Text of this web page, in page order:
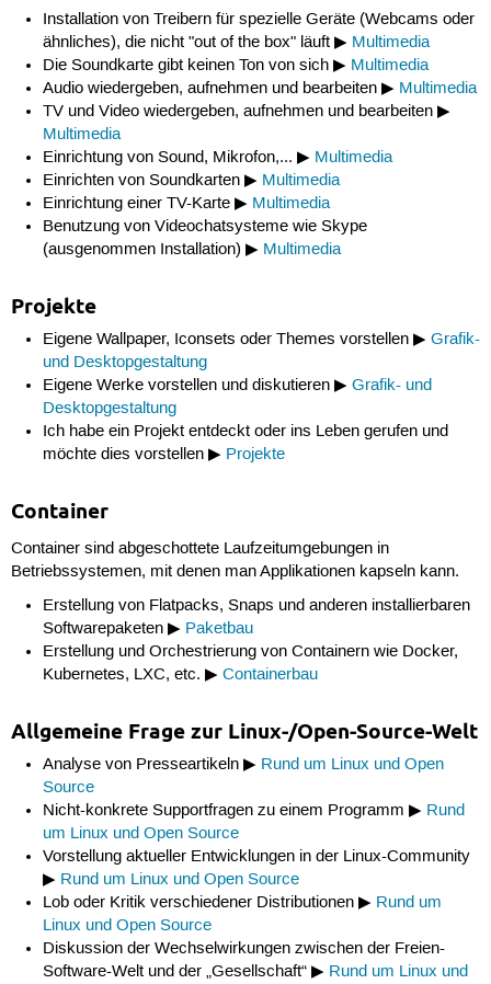
Installation von Treibern für spezielle Geräte (Webcams oder
ähnliches), die nicht "out of the box" läuft ▶ Multimedia
Die Soundkarte gibt keinen Ton von sich ▶ Multimedia
Audio wiedergeben, aufnehmen und bearbeiten ▶ Multimedia
TV und Video wiedergeben, aufnehmen und bearbeiten ▶
Multimedia
Einrichtung von Sound, Mikrofon,... ▶ Multimedia
Einrichten von Soundkarten ▶ Multimedia
Einrichtung einer TV-Karte ▶ Multimedia
Benutzung von Videochatsysteme wie Skype
(ausgenommen Installation) ▶ Multimedia
Projekte
Eigene Wallpaper, Iconsets oder Themes vorstellen ▶Grafik-
und Desktopgestaltung
Eigene Werke vorstellen und diskutieren ▶Grafik- und
Desktopgestaltung
Ich habe ein Projekt entdeckt oder ins Leben gerufen und
möchte dies vorstellen ▶ Projekte
Container
Container sind abgeschottete Laufzeitumgebungen in
Betriebssystemen, mit denen man Applikationen kapseln kann.
Erstellung von Flatpacks, Snaps und anderen installierbaren
Softwarepaketen ▶ Paketbau
Erstellung und Orchestrierung von Containern wie Docker,
Kubernetes, LXC, etc. ▶Containerbau
Allgemeine Frage zur Linux-/Open-Source-Welt
Analyse von Presseartikeln ▶ Rund um Linux und Open
Source
Nicht-konkrete Supportfragen zu einem Programm ▶ Rund
um Linux und Open Source
Vorstellung aktueller Entwicklungen in der Linux-Community
▶ Rund um Linux und Open Source
Lob oder Kritik verschiedener Distributionen ▶ Rund um
Linux und Open Source
Diskussion der Wechselwirkungen zwischen der Freien-
Software-Welt und der „Gesellschaft“ ▶ Rund um Linux und